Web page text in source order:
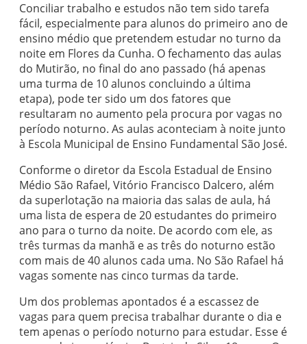
Conciliar trabalho e estudos não tem sido tarefa
fácil, especialmente para alunos do primeiro ano de
ensino médio que pretendem estudar no turno da
noite em Flores da Cunha. O fechamento das aulas
do Mutirão, no final do ano passado (há apenas
uma turma de 10 alunos concluindo a última
etapa), pode ter sido um dos fatores que
resultaram no aumento pela procura por vagas no
período noturno. As aulas aconteciam à noite junto
à Escola Municipal de Ensino Fundamental São José.
Conforme o diretor da Escola Estadual de Ensino
Médio São Rafael, Vitório Francisco Dalcero, além
da superlotação na maioria das salas de aula, há
uma lista de espera de 20 estudantes do primeiro
ano para o turno da noite. De acordo com ele, as
três turmas da manhã e as três do noturno estão
com mais de 40 alunos cada uma. No São Rafael há
vagas somente nas cinco turmas da tarde.
Um dos problemas apontados é a escassez de
vagas para quem precisa trabalhar durante o dia e
tem apenas o período noturno para estudar. Esse é